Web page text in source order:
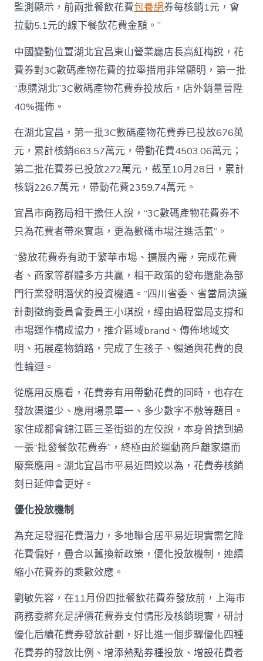
監測顯示，前兩批餐飲花費包養網券每核銷1元，會
拉動5.1元的線下餐飲花費金額。”
中國變動位置湖北宜昌東山營業廳店長高紅梅說，花
費券對3C數碼產物花費的拉舉措用非常顯明，第一批
“惠購湖北”3C數碼產物花費券投放后，店外銷量晉陞
40%擺佈。
在湖北宜昌，第一批3C數碼產物花費券已投放676萬
元，累計核銷663.57萬元，帶動花費4503.06萬元；
第二批花費券已投放272萬元，截至10月28日，累計
核銷226.7萬元，帶動花費2359.74萬元。
宜昌市商務局相干擔任人說，“3C數碼產物花費券不
只為花費者帶來實惠，更為數碼市場注進活氣”。
“發放花費券有助于繁華市場、擴展內需，完成花費
者、商家等群體多方共贏，相干政策的發布還能為部
門行業發明潛伏的投資機遇。”四川省委、省當局決議
計劃徵詢委員會委員王小琪說，經由過程當局支撐和
市場運作構成協力，推介區域brand、傳佈地域文
明、拓展產物銷路，完成了生孩子、暢通與花費的良
性輪迴。
從應用反應看，花費券有用帶動花費的同時，也存在
發放渠道少、應用場景單一、多少數字不敷等題目。
家住成都會錦江區三圣街道的左佼說，本身曾搶到過
一張“批發餐飲花費券”，終極由於運動商戶離家遠而
廢棄應用。湖北宜昌市平易近閆姣以為，花費券核銷
刻日延伸會更好。
優化投放機制
為充足發掘花費潛力，多地聯合居平易近現實需乞降
花費偏好，疊合以舊換新政策，優化投放機制，連續
縮小花費券的乘數效應。
劉敏先容，在11月份四批餐飲花費券發放前，上海市
商務委將充足評價花費券支付情形及核銷現實，研討
優化后續花費券發放計劃，好比進一個步驟優化四種
花費券的發放比例、增添熱點券種投放、增設花費者